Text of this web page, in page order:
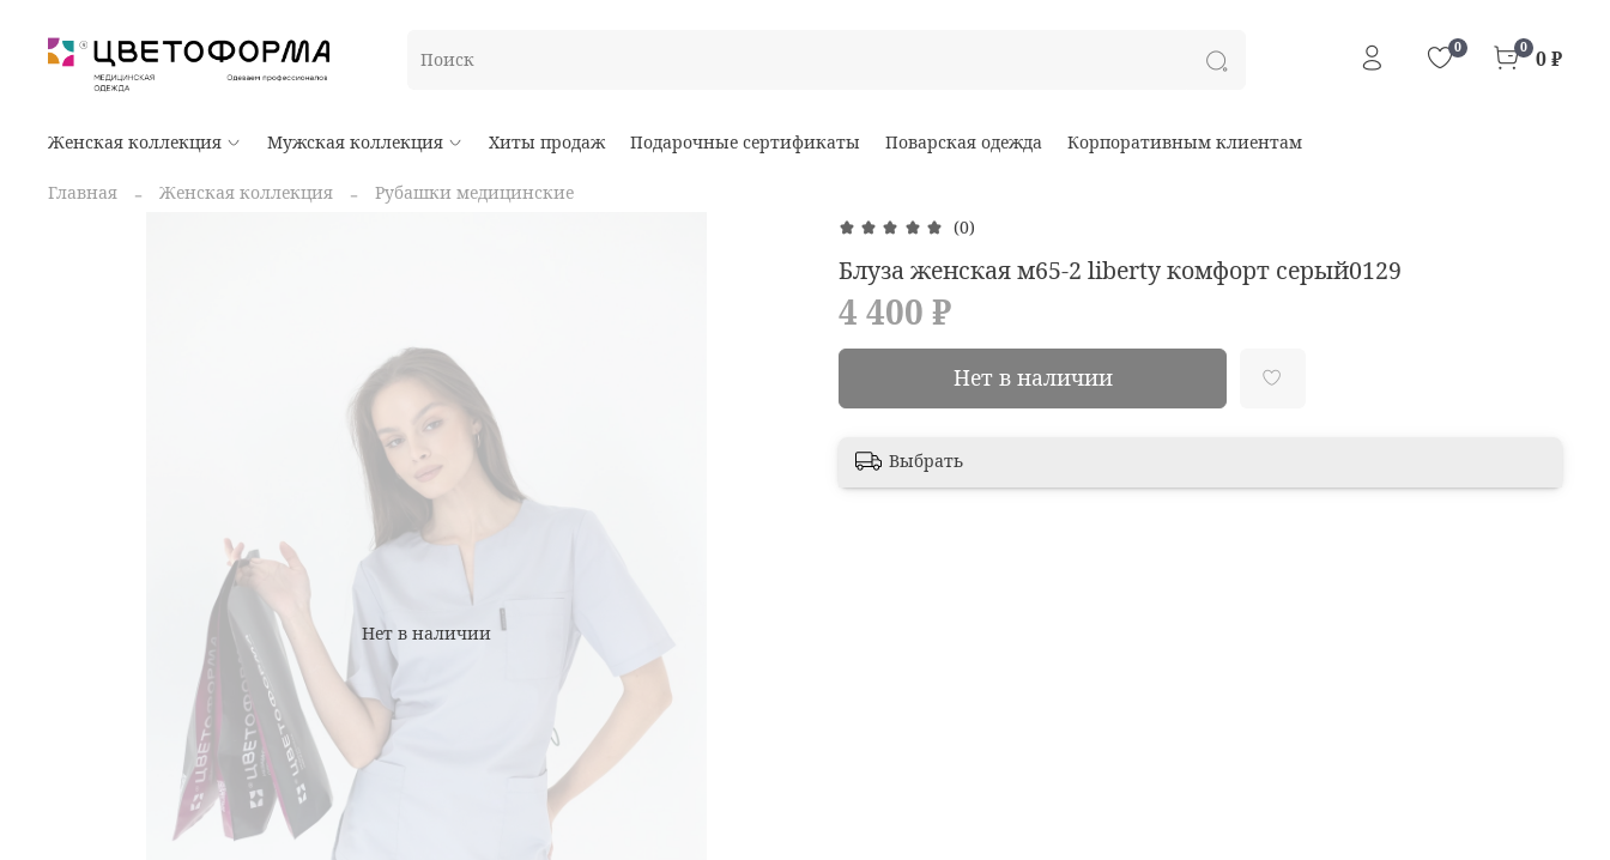
0 0 0 ₽
Женская коллекция Мужская коллекция Хиты продаж Подарочные сертификаты Поварская одежда Корпоративным клиентам
Главная Женская коллекция Рубашки медицинские
Нет в наличии
(0)
Блуза женская м65-2 liberty комфорт серый0129
4 400 ₽
Нет в наличии
Выбрать